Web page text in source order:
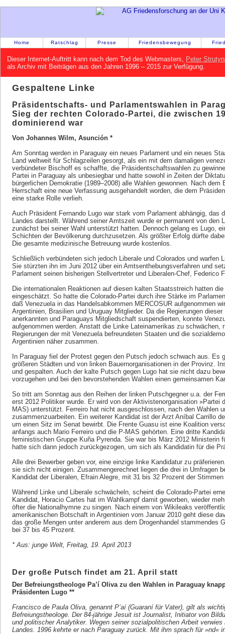
Home Ratschlag Presse Friedensbewegung
Dieser Internet-Auftritt kann nach dem Tod des Webmasters, Peter
als Archiv mit Beiträgen aus den Jahren 1996 – 2015 zur Verfügung.
Gespaltene Linke
Präsidentschafts- und Parlamentswahlen in
Sieg der rechten Colorado-Partei, die zwischen
dominierend war
Von Johannes Wilm, Asunción *
Am Sonntag werden in Paraguay ein neues Parlament und ein neues
Land weltweit für Schlagzeilen gesorgt, als ein mit dem damaligen
verbündeter Bischoff es schaffte, die Präsidentschaftswahlen zu
Partei in Paraguay als unbesiegbar und hatte sowohl in Zeiten der
bürgerlichen Demokratie (1989–2008) alle Wahlen gewonnen. Nach dem
Herrschaft eine neue Verfassung ausgehandelt worden, die dem
eine starke Rolle verlieh.
Auch Präsident Fernando Lugo war stark vom Parlament abhängig, das
Landes darstellt. Während seiner Amtszeit wurde er permanent von den
zunächst bei seiner Wahl unterstützt hatten. Dennoch gelang es Lugo,
Schichten der Bevölkerung durchzusetzen. Als größter Erfolg dürfte
Die gesamte medizinische Betreuung wurde kostenlos.
Schließlich verbündeten sich jedoch Liberale und Colorados und warfen
Sie stürzten ihn im Juni 2012 über ein Amtsenthebungsverfahren und
Parlament seinen bisherigen Stellvertreter und Liberalen-Chef, Federico
Die internationalen Reaktionen auf diesen kalten Staatsstreich hatten
eingeschätzt. So hatte die Colorado-Partei durch ihre Stärke im
daß Venezuela in das Handelsabkommen ­MERCOSUR aufgenommen
Argentinien, Brasilien und Uruguay Mitglieder. Da die Regierungen
anerkannten und Paraguays Mitgliedschaft suspendierten, konnte
aufgenommen werden. Anstatt die Linke Lateinamerikas zu schwächen,
Regierungen der mit Venezuela befreundeten Staaten und die
Argentinien näher zusammen.
In Paraguay fiel der Protest gegen den Putsch jedoch schwach aus. Es
größeren Städten und von linken Bauernorganisationen in der Provinz.
und gespalten. Auch der kalte Putsch gegen Lugo hat sie nicht dazu
vorzugehen und bei den bevorstehenden Wahlen einen gemeinsamen
So tritt am Sonntag aus den Reihen der linken Putschgegner u.a. der
erst 2012 Politiker wurde. Er wird von der Aktivistenorganisation »Partei
MAS) unterstützt. Ferreiro hat nicht ausgeschlossen, nach den Wahlen
zusammenzuarbeiten. Ein weiterer Kandidat ist der Arzt Aníbal Carrillo
um einen Sitz im Senat bewirbt. Die Frente Guasu ist eine Koalition
anfangs auch Mario Ferreiro und die ­P-MAS gehörten. Eine dritte
feministischen Gruppe Kuña Pyrenda. Sie war bis März 2012 Ministerin
hatte sich dann jedoch zurückgezogen, um sich als Kandidatin für die
Alle drei Bewerber geben vor, eine einzige linke Kandidatur zu
sie sich nicht einigen. Zusammengerechnet liegen die drei in Umfragen
Kandidat der Liberalen, Efrain Alegre, mit 31 bis 32 Prozent der Stimmen
Während Linke und Liberale schwächeln, scheint die Colorado-Partei
Kandidat, Horacio Cartes hat im Wahlkampf damit geworben, wieder
öfter die Nationalhymne zu singen. Nach einem von Wikileaks
amerikanischen Botschaft in Argentinien vom Januar 2010 geht diese
das große Mengen unter anderem aus dem Drogenhandel stammendes
bei 37 bis 45 Prozent.
* Aus: junge Welt, Freitag, 19. April 2013
Der große Putsch findet am 21. April statt
Der Befreiungstheologe Pa’í Oliva zu den Wahlen in Paraguay
Präsidenten Lugo **
Francisco de Paula Oliva, genannt P’aí (Guaraní für Vater), gilt als
Befreiungstheologe. Der 84-jährige Jesuit ist Journalist, Initiator von
und politischer Analytiker. Wegen seiner sozialpolitischen Arbeit
Landes. 1996 kehrte er nach Paraguay zurück. Mit ihm sprach für »nd«